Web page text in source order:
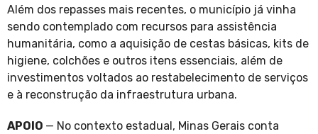
Além dos repasses mais recentes, o município já vinha
sendo contemplado com recursos para assistência
humanitária, como a aquisição de cestas básicas, kits de
higiene, colchões e outros itens essenciais, além de
investimentos voltados ao restabelecimento de serviços
e à reconstrução da infraestrutura urbana.
APOIO — No contexto estadual, Minas Gerais conta